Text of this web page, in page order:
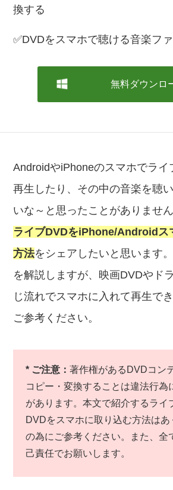
換する
✅DVDをスマホで聴ける音楽フ
無料ダウンロ
AndroidやiPhoneのスマホでライ
再生したり、その中の音楽を聴
いな～と思ったことがありませ
ライブDVDをiPhone/Androidス
方法をシェアしたいと思います
を解説しますが、映画DVDやド
じ流れでスマホに入れて再生で
ご参考ください。
* ご注意： 著作権があるDVDコン
コピー・変換することは違法行為
があります。本文で紹介するライ
DVDをスマホに取り込む方法は
の為にご参考ください。また、全
己責任でお願いします。